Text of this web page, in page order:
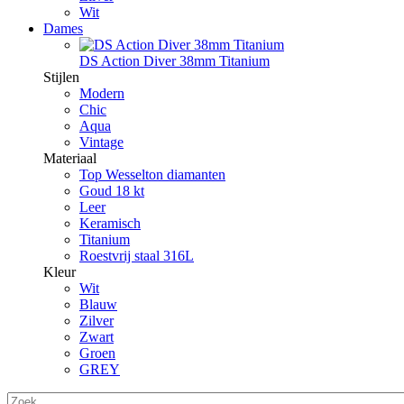
Wit
Dames
DS Action Diver 38mm Titanium
Stijlen
Modern
Chic
Aqua
Vintage
Materiaal
Top Wesselton diamanten
Goud 18 kt
Leer
Keramisch
Titanium
Roestvrij staal 316L
Kleur
Wit
Blauw
Zilver
Zwart
Groen
GREY